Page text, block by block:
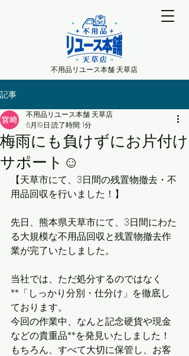
不用品リユース本舗 天草店
記事
梅雨にも負けずにお片付け
サポート☺️
不用品リユース本舗 天草店
6月19日 読了時間: 1分
【天草市にて、3日間の残置物撤去・不
用品回収を行いました！】
先日、熊本県天草市にて、3日間にわた
る大規模な不用品回収と残置物撤去作
業が完了いたしました。
当社では、ただ処分するのではなく
**「しっかり分別・仕分け」を徹底し
ております。
今回の作業中、なんと記念硬貨や現金
などの貴重品**を発見いたしました！
もちろん、すべて大切に保管し、お客